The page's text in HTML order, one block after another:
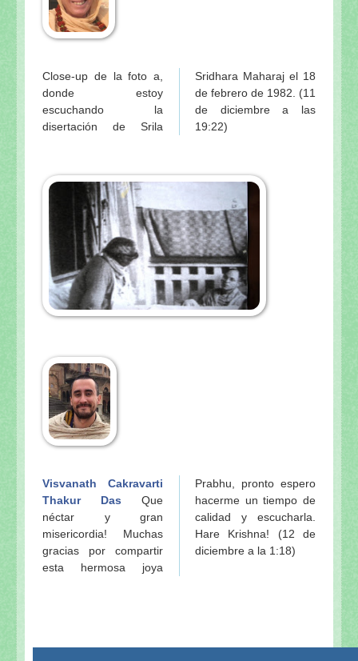
Close-up de la foto a,
donde estoy
escuchando la
disertación de Srila
Sridhara Maharaj el 18
de febrero de 1982. (11
de diciembre a las
19:22)
Visvanath Cakravarti
Thakur Das Que
néctar y gran
misericordia! Muchas
gracias por compartir
esta hermosa joya
Prabhu, pronto espero
hacerme un tiempo de
calidad y escucharla.
Hare Krishna! (12 de
diciembre a la 1:18)